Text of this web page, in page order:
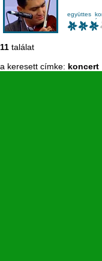
együttes
mesetv
11 találat
a keresett címke: koncert